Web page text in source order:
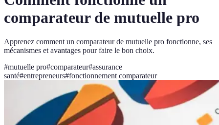
comparateur de mutuelle pro
Apprenez comment un comparateur de mutuelle pro fonctionne, ses
mécanismes et avantages pour faire le bon choix.
#mutuelle pro#comparateur#assurance
santé#entrepreneurs#fonctionnement comparateur